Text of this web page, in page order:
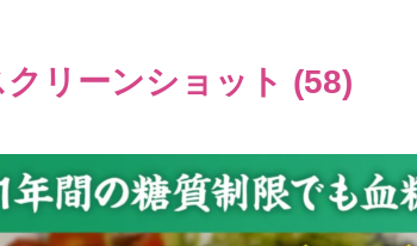
クリーンショット (58)